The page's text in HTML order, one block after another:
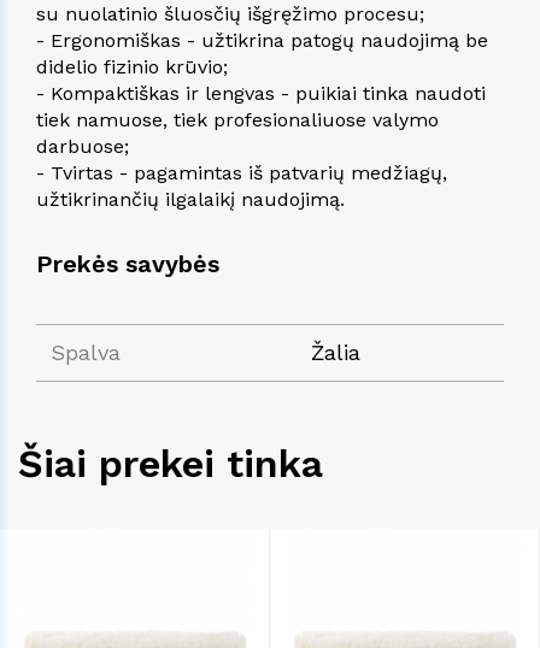
Prekės savybės
Spalva Žalia
su nuolatinio šluosčių išgręžimo procesu;
- Ergonomiškas - užtikrina patogų naudojimą be
didelio fizinio krūvio;
- Kompaktiškas ir lengvas - puikiai tinka naudoti
tiek namuose, tiek profesionaliuose valymo
darbuose;
- Tvirtas - pagamintas iš patvarių medžiagų,
užtikrinančių ilgalaikį naudojimą.
Šiai prekei tinka